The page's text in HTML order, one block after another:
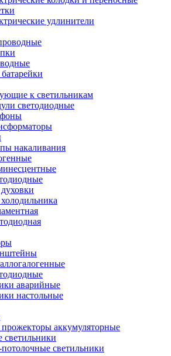
удлинители
к светильникам
светодиодные
накаливания
аварийные
настольные
аккумуляторные
светильники